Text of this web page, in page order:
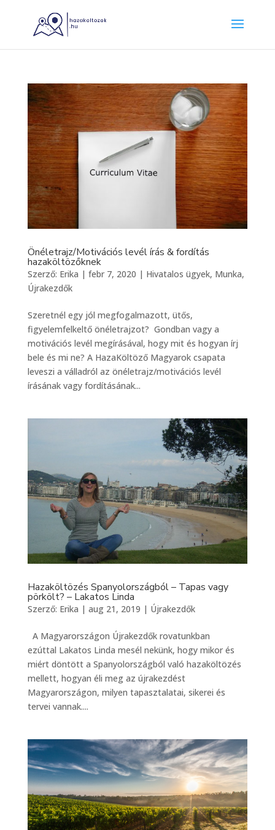
Önéletrajz/Motivációs levél írás & fordítás
hazaköltözőknek
Szerző: Erika | febr 7, 2020 | Hivatalos ügyek, Munka,
Újrakezdők
Szeretnél egy jól megfogalmazott, ütős,
figyelemfelkeltő önéletrajzot? Gondban vagy a
motivációs levél megírásával, hogy mit és hogyan írj
bele és mi ne? A HazaKöltöző Magyarok csapata
leveszi a válladról az önéletrajz/motivációs levél
írásának vagy fordításának...
Hazaköltözés Spanyolországból – Tapas vagy
pörkölt? – Lakatos Linda
Szerző: Erika | aug 21, 2019 | Újrakezdők
A Magyarországon Újrakezdők rovatunkban
ezúttal Lakatos Linda mesél nekünk, hogy mikor és
miért döntött a Spanyolországból való hazaköltözés
mellett, hogyan éli meg az újrakezdést
Magyarországon, milyen tapasztalatai, sikerei és
tervei vannak....